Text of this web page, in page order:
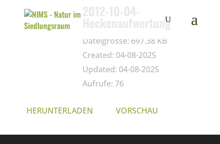
Heckenaufwertung
Dateigrösse: 697.38 KB
Created: 04-08-2025
Updated: 04-08-2025
Aufrufe: 76
HERUNTERLADEN VORSCHAU